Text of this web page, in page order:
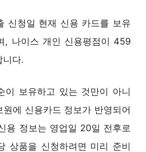
신청일 현재 신용 카드를 보유
, 나이스 개인 신용평점이 459
니다.
이 보유하고 있는 것만이 아니
원에 신용카드 정보가 반영되어
용 정보는 영업일 20일 전후로
상품을 신청하려면 미리 준비